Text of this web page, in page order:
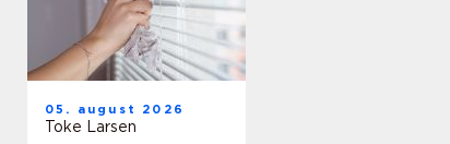
05. august 2026
Toke Larsen